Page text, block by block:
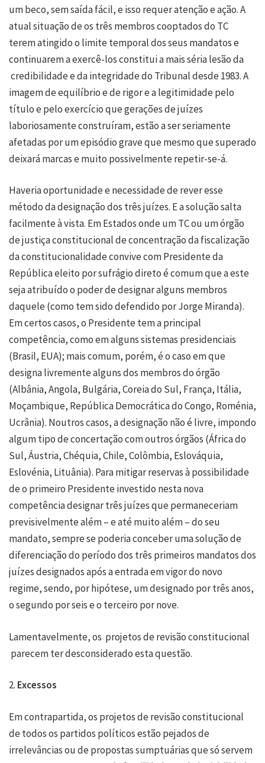
um beco, sem saída fácil, e isso requer atenção e ação. A
atual situação de os três membros cooptados do TC
terem atingido o limite temporal dos seus mandatos e
continuarem a exercê-los constitui a mais séria lesão da
credibilidade e da integridade do Tribunal desde 1983. A
imagem de equilíbrio e de rigor e a legitimidade pelo
título e pelo exercício que gerações de juízes
laboriosamente construíram, estão a ser seriamente
afetadas por um episódio grave que mesmo que superado
deixará marcas e muito possivelmente repetir-se-á.
Haveria oportunidade e necessidade de rever esse
método da designação dos três juízes. E a solução salta
facilmente à vista. Em Estados onde um TC ou um órgão
de justiça constitucional de concentração da fiscalização
da constitucionalidade convive com Presidente da
República eleito por sufrágio direto é comum que a este
seja atribuído o poder de designar alguns membros
daquele (como tem sido defendido por Jorge Miranda).
Em certos casos, o Presidente tem a principal
competência, como em alguns sistemas presidenciais
(Brasil, EUA); mais comum, porém, é o caso em que
designa livremente alguns dos membros do órgão
(Albânia, Angola, Bulgária, Coreia do Sul, França, Itália,
Moçambique, República Democrática do Congo, Roménia,
Ucrânia). Noutros casos, a designação não é livre, impondo
algum tipo de concertação com outros órgãos (África do
Sul, Áustria, Chéquia, Chile, Colômbia, Eslováquia,
Eslovénia, Lituânia). Para mitigar reservas à possibilidade
de o primeiro Presidente investido nesta nova
competência designar três juízes que permaneceriam
previsivelmente além – e até muito além – do seu
mandato, sempre se poderia conceber uma solução de
diferenciação do período dos três primeiros mandatos dos
juízes designados após a entrada em vigor do novo
regime, sendo, por hipótese, um designado por três anos,
o segundo por seis e o terceiro por nove.
Lamentavelmente, os projetos de revisão constitucional
parecem ter desconsiderado esta questão.
2. Excessos
Em contrapartida, os projetos de revisão constitucional
de todos os partidos políticos estão pejados de
irrelevâncias ou de propostas sumptuárias que só servem